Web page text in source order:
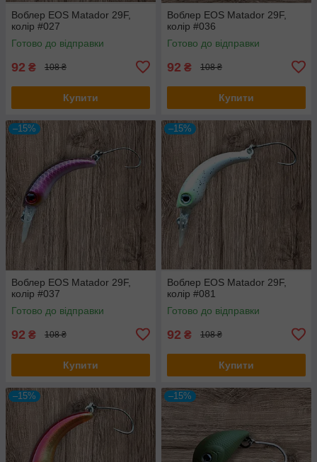
Воблер EOS Matador 29F,
колір #027
Готово до відправки
92 ₴ 108 ₴
Купити
Воблер EOS Matador 29F,
колір #036
Готово до відправки
92 ₴ 108 ₴
Купити
–15%
Воблер EOS Matador 29F,
колір #037
Готово до відправки
92 ₴ 108 ₴
Купити
–15%
Воблер EOS Matador 29F,
колір #081
Готово до відправки
92 ₴ 108 ₴
Купити
–15% –15%